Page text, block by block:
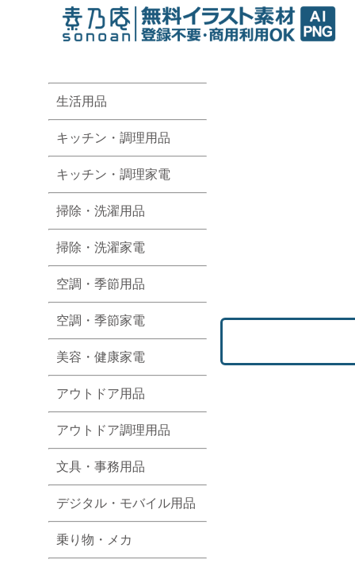
生活用品
キッチン・調理用品
キッチン・調理家電
掃除・洗濯用品
掃除・洗濯家電
空調・季節用品
空調・季節家電
美容・健康家電
アウトドア用品
アウトドア調理用品
文具・事務用品
デジタル・モバイル用品
乗り物・メカ